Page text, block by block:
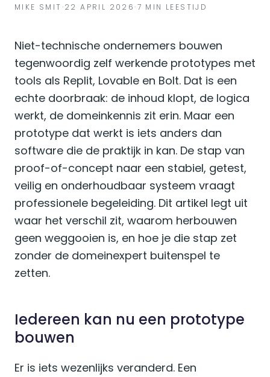
MIKE SMIT·22 APRIL 2026·7 MIN LEESTIJD
Niet-technische ondernemers bouwen
tegenwoordig zelf werkende prototypes met
tools als Replit, Lovable en Bolt. Dat is een
echte doorbraak: de inhoud klopt, de logica
werkt, de domeinkennis zit erin. Maar een
prototype dat werkt is iets anders dan
software die de praktijk in kan. De stap van
proof-of-concept naar een stabiel, getest,
veilig en onderhoudbaar systeem vraagt
professionele begeleiding. Dit artikel legt uit
waar het verschil zit, waarom herbouwen
geen weggooien is, en hoe je die stap zet
zonder de domeinexpert buitenspel te
zetten.
Iedereen kan nu een prototype
bouwen
Er is iets wezenlijks veranderd. Een